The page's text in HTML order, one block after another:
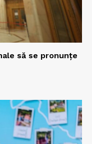
să se pronunțe